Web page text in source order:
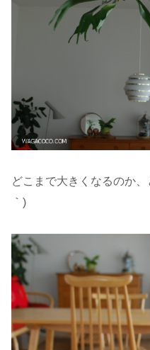
どこまで大きくなるのか
｀)